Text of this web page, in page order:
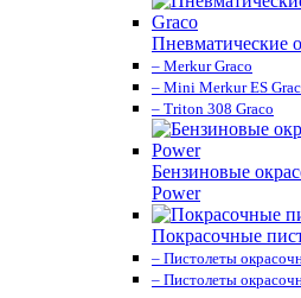
Пневматические
– Merkur Graco
– Mini Merkur ES
– Triton 308 Graco
Бензиновые
Power
Покрасочные
– Пистолеты
– Пистолеты